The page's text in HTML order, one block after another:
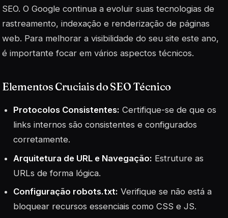
SEO. O Google continua a evoluir suas tecnologias de
rastreamento, indexação e renderização de páginas
web. Para melhorar a visibilidade do seu site este ano,
é importante focar em vários aspectos técnicos.
Elementos Cruciais do SEO Técnico
Protocolos Consistentes: Certifique-se de que os
links internos são consistentes e configurados
corretamente.
Arquitetura de URL e Navegação: Estruture as
URLs de forma lógica.
Configuração robots.txt: Verifique se não está a
bloquear recursos essenciais como CSS e JS.